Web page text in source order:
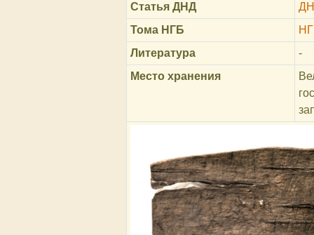
Статья ДНД
Тома НГБ
Литература
-
Место хранения